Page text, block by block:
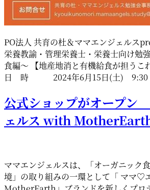
PO法人 共育の杜＆ママエンジェルス
栄養教諭・管理栄養士・栄養士向け勉
食編～ 【地産地消と有機給食が担う
日 時 2024年6月15日(土)
公式ショップがオープン
ェルス with
ママエンジェルスは、「オーガニック
境」の取り組みの一環として「 ママ♡